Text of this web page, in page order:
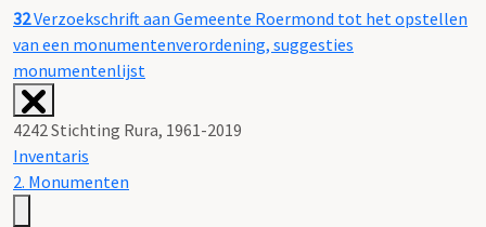
32Verzoekschrift aan Gemeente Roermond tot het opstellen
van een monumentenverordening, suggesties
monumentenlijst
4242 Stichting Rura, 1961-2019
Inventaris
2. Monumenten